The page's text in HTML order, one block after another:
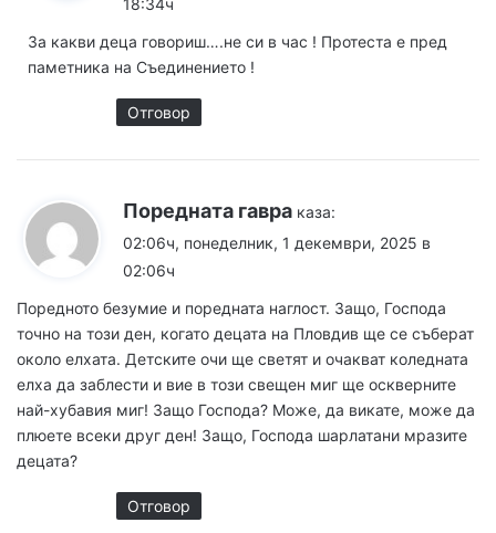
За какви деца говориш….не си в час ! Протеста е пред
паметника на Съединението !
Отговор
Поредната гавра каза:
02:06ч, понеделник, 1 декември, 2025 в
02:06ч
Поредното безумие и поредната наглост. Защо, Господа
точно на този ден, когато децата на Пловдив ще се съберат
около елхата. Детските очи ще светят и очакват коледната
елха да заблести и вие в този свещен миг ще оскверните
най-хубавия миг! Защо Господа? Може, да викате, може да
плюете всеки друг ден! Защо, Господа шарлатани мразите
децата?
Отговор